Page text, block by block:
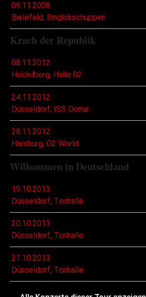
09.11.2008
Bielefeld, Ringlokschuppen
Krach der Republik
08.11.2012
Heidelberg, Halle 02
24.11.2012
Düsseldorf, ISS Dome
28.11.2012
Hamburg, O2 World
Wilkommen in Deutschland
19.10.2013
Düsseldorf, Tonhalle
20.10.2013
Düsseldorf, Tonhalle
21.10.2013
Düsseldorf, Tonhalle